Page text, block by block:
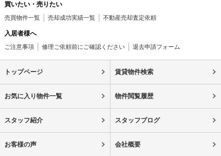
買いたい・売りたい
売買物件一覧 売却成功実績一覧 不動産売却査定依頼
入居者様へ
ご注意事項 修理ご依頼前にご確認ください 退去申請フォーム
トップページ 賃貸物件検索
お気に入り物件一覧 物件閲覧履歴
スタッフ紹介 スタッフブログ
お客様の声 会社概要